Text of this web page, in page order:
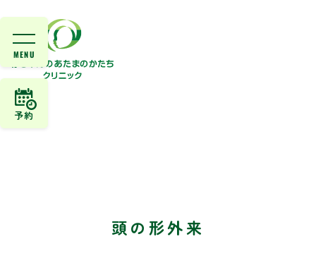
予約
頭の形外来